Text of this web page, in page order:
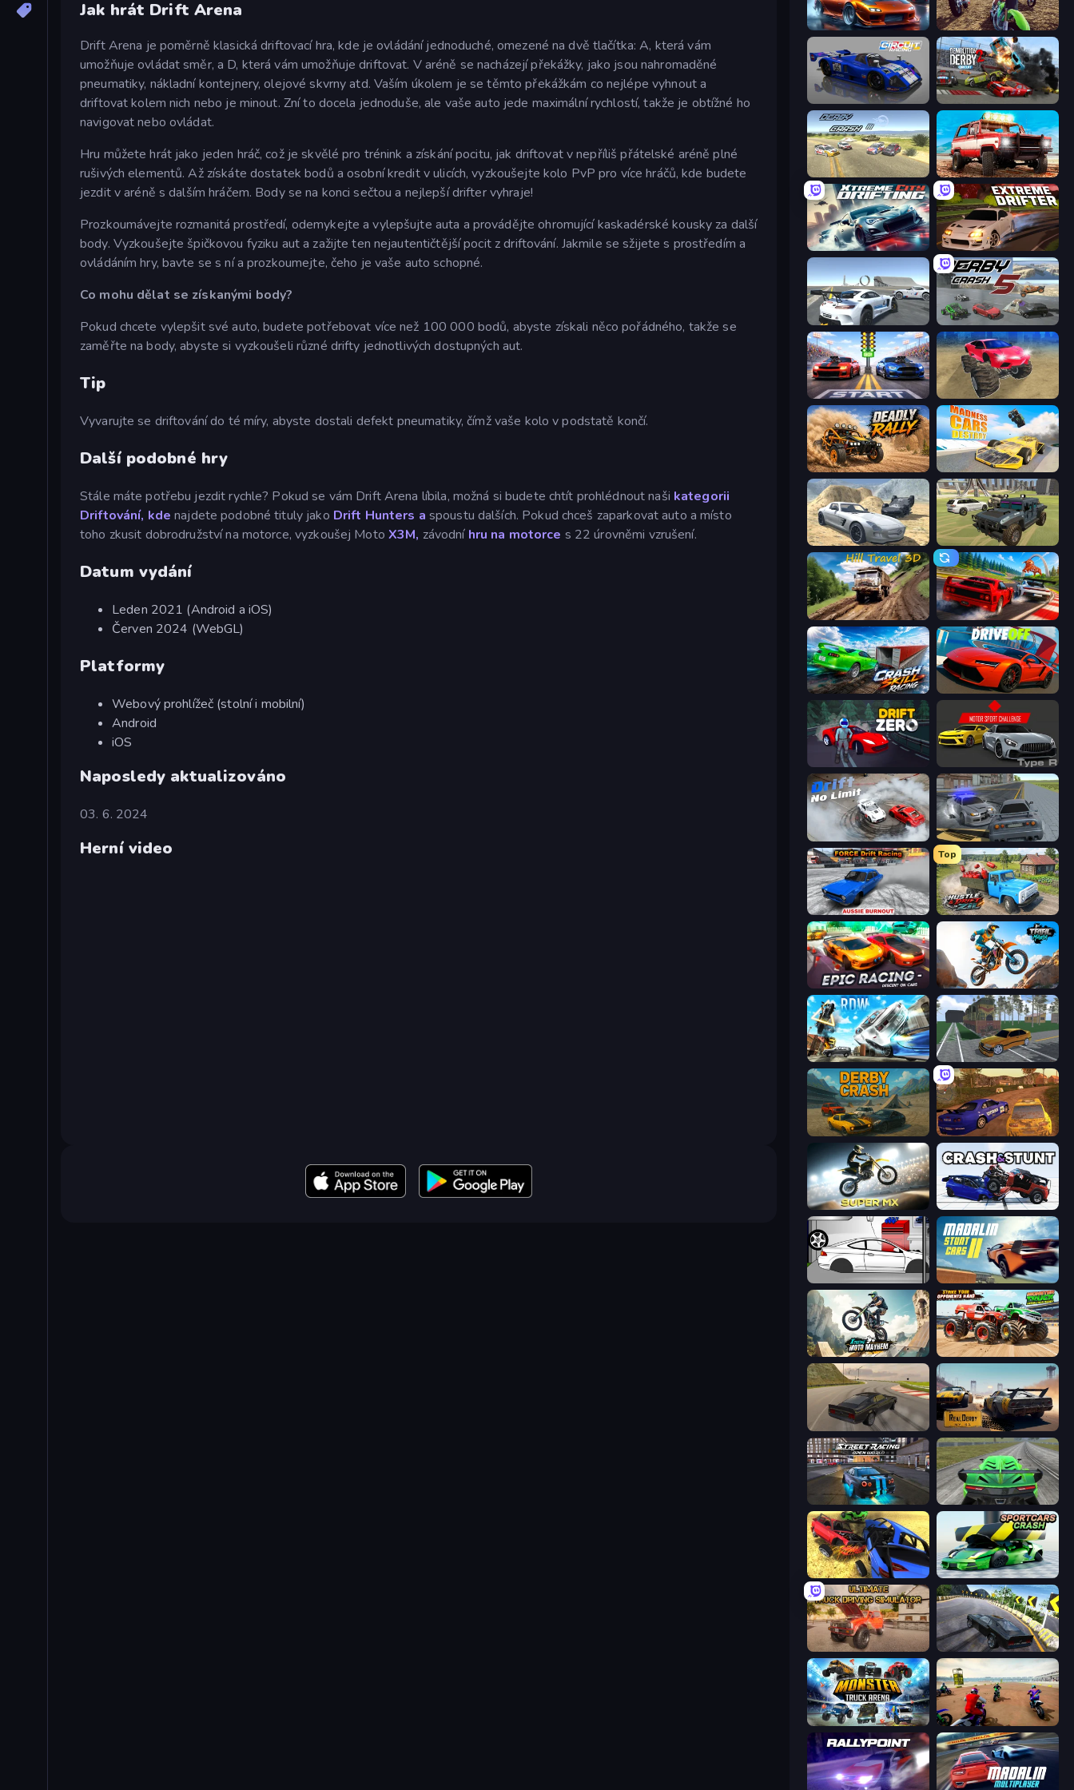
Jak hrát Drift Arena
Drift Arena je poměrně klasická driftovací hra, kde je ovládání jednoduché, omezené na dvě tlačítka: A, která vám
umožňuje ovládat směr, a D, která vám umožňuje driftovat. V aréně se nacházejí překážky, jako jsou nahromaděné
pneumatiky, nákladní kontejnery, olejové skvrny atd. Vaším úkolem je se těmto překážkám co nejlépe vyhnout a
driftovat kolem nich nebo je minout. Zní to docela jednoduše, ale vaše auto jede maximální rychlostí, takže je obtížné ho
navigovat nebo ovládat.
Hru můžete hrát jako jeden hráč, což je skvělé pro trénink a získání pocitu, jak driftovat v nepříliš přátelské aréně plné
rušivých elementů. Až získáte dostatek bodů a osobní kredit v ulicích, vyzkoušejte kolo PvP pro více hráčů, kde budete
jezdit v aréně s dalším hráčem. Body se na konci sečtou a nejlepší drifter vyhraje!
Prozkoumávejte rozmanitá prostředí, odemykejte a vylepšujte auta a provádějte ohromující kaskadérské kousky za další
body. Vyzkoušejte špičkovou fyziku aut a zažijte ten nejautentičtější pocit z driftování. Jakmile se sžijete s prostředím a
ovládáním hry, bavte se s ní a prozkoumejte, čeho je vaše auto schopné.
Co mohu dělat se získanými body?
Pokud chcete vylepšit své auto, budete potřebovat více než 100 000 bodů, abyste získali něco pořádného, takže se
zaměřte na body, abyste si vyzkoušeli různé drifty jednotlivých dostupných aut.
Tip
Vyvarujte se driftování do té míry, abyste dostali defekt pneumatiky, čímž vaše kolo v podstatě končí.
Další podobné hry
Stále máte potřebu jezdit rychle? Pokud se vám Drift Arena líbila, možná si budete chtít prohlédnout naši kategorii
Driftování, kde najdete podobné tituly jako Drift Hunters a spoustu dalších. Pokud chceš zaparkovat auto a místo
toho zkusit dobrodružství na motorce, vyzkoušej Moto X3M, závodní hru na motorce s 22 úrovněmi vzrušení.
Datum vydání
Leden 2021 (Android a iOS)
Červen 2024 (WebGL)
Platformy
Webový prohlížeč (stolní i mobilní)
Android
iOS
Naposledy aktualizováno
03. 6. 2024
Herní video
Racing Unlimited MotoCross Riders
Circuit Racing Demolition Derby 2
Derby Crash 3 Offroad Masters Challenge
Xtreme City Drifting Extreme Drifter
Derby Crash 5
Street Racer 2
Deadly Rally Madness Cars Destroy
Derby Crash 2 4x4 Offroader
Hill Travel 3D Racing: Online!
Crash Skill Racing DriveOff
Drift Zero Motor Sport Challenge Type R
Drift No Limit RCC City Racing
Force Drift Racing: Aussie Burnout
Top
Hustle & Drift in ZIL
Epic Racing - Descent on Cars Trial Mania
Real Drift World Obby: Car Crash Sandbox
Derby Crash Dirt Rally Driver HD
Super MX - Last Season Crash & Stunt
Drag Racer V2 Madalin Stunt Cars 2
Xtreme Moto Mayhem Monster Truck Demolition Derby
Burnout Drift RealDerby - Crash Day
Speed Racing Pro 2
Car Crash Simulator Royale Sportcars Crash
Ultimate Truck Driving Simulator 2020 Burnout Drift 2: Hilltop
Monster Truck Arena Super MX - The Champion